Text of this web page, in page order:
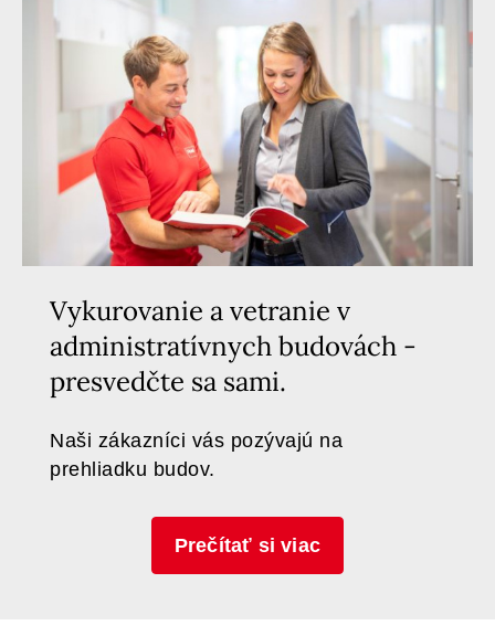
Vykurovanie a vetranie v
administratívnych budovách -
presvedčte sa sami.
Naši zákazníci vás pozývajú na
prehliadku budov.
Prečítať si viac